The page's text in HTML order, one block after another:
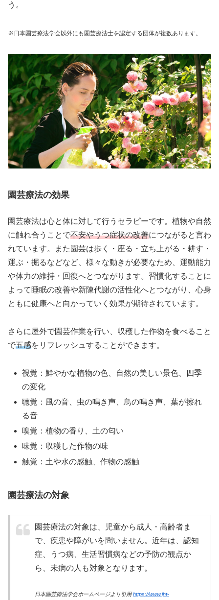
う。
※日本園芸療法学会以外にも園芸療法士を認定する団体が複数あります。
園芸療法の効果
園芸療法は心と体に対して行うセラピーです。植物や自然
に触れ合うことで不安やうつ症状の改善につながると言わ
れています。また園芸は歩く・座る・立ち上がる・耕す・
運ぶ・掘るなどなど、様々な動きが必要なため、運動能力
や体力の維持・回復へとつながります。習慣化することに
よって睡眠の改善や新陳代謝の活性化へとつながり、心身
ともに健康へと向かっていく効果が期待されています。
さらに屋外で園芸作業を行い、収穫した作物を食べること
で五感をリフレッシュすることができます。
視覚：鮮やかな植物の色、自然の美しい景色、四季
の変化
聴覚：風の音、虫の鳴き声、鳥の鳴き声、葉が擦れ
る音
嗅覚：植物の香り、土の匂い
味覚：収穫した作物の味
触覚：土や水の感触、作物の感触
園芸療法の対象
園芸療法の対象は、児童から成人・高齢者ま
で、疾患や障がいを問いません。近年は、認知
症、うつ病、生活習慣病などの予防の観点か
ら、未病の人も対象となります。
日本園芸療法学会ホームページより引用https://www.jht-